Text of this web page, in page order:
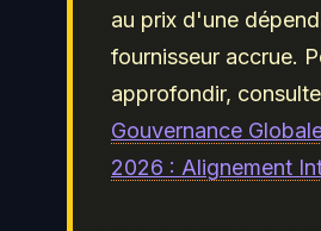
au prix d'une
fournisseur accrue.
approfondir,
Gouvernance
2026 : Alignement